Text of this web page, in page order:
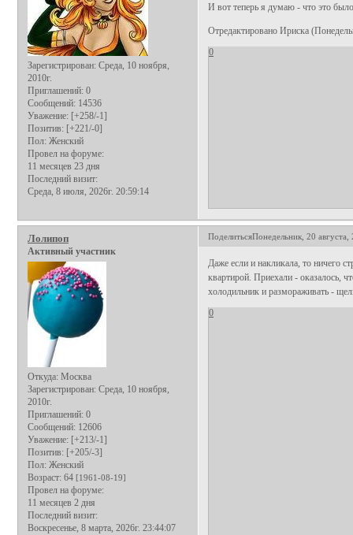
Зарегистрирован: Среда, 10 ноября,
2010г.
Приглашений: 0
Сообщений: 14536
Уважение: [+258/-1]
Позитив: [+221/-0]
Пол: Женский
Провел на форуме:
11 месяцев 23 дня
Последний визит:
Среда, 8 июля, 2026г. 20:59:14
И вот теперь я думаю - что это
Отредактировано Ириска
0
ПоделитьсяПонедельник, 20
Лолипоп
Активный участник
Откуда: Москва
Зарегистрирован: Среда, 10 ноября,
2010г.
Приглашений: 0
Сообщений: 12606
Уважение: [+213/-1]
Позитив: [+205/-3]
Пол: Женский
Возраст: 64 [1961-08-19]
Провел на форуме:
11 месяцев 2 дня
Последний визит:
Воскресенье, 8 марта, 2026г. 23:44:07
Даже если и накликала, то ничего
квартирой. Приехали - оказалось,
холодильник и размораживать -
0